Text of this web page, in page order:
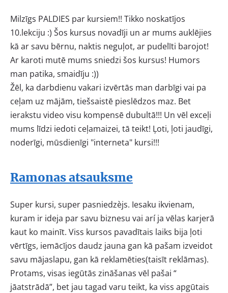
Milzīgs PALDIES par kursiem!! Tikko noskatījos
10.lekciju :) Šos kursus novadīji un ar mums auklējies
kā ar savu bērnu, naktis neguļot, ar pudelīti barojot!
Ar karoti mutē mums sniedzi šos kursus! Humors
man patika, smaidīju :))
Žēl, ka darbdienu vakari izvērtās man darbīgi vai pa
ceļam uz mājām, tiešsaistē pieslēdzos maz. Bet
ierakstu video visu kompensē dubultā!!! Un vēl exceļi
mums līdzi iedoti ceļamaizei, tā teikt! Ļoti, ļoti jaudīgi,
noderīgi, mūsdienīgi "interneta" kursi!!!
Ramonas atsauksme
Super kursi, super pasniedzèjs. Iesaku ikvienam,
kuram ir ideja par savu biznesu vai arí ja vēlas karjerā
kaut ko mainīt. Viss kursos pavadītais laiks bija ļoti
vērtīgs, iemācījos daudz jauna gan kā pašam izveidot
savu mājaslapu, gan kā reklamēties(taisīt reklāmas).
Protams, visas iegūtās zināšanas vēl pašai “
jāatstrādā”, bet jau tagad varu teikt, ka viss apgūtais